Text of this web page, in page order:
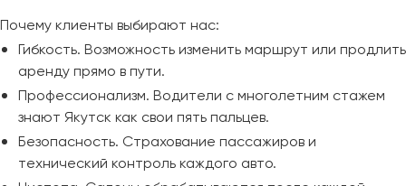
Почему клиенты выбирают нас:
Гибкость. Возможность изменить маршрут или продлить
аренду прямо в пути.
Профессионализм. Водители с многолетним стажем
знают Якутск как свои пять пальцев.
Безопасность. Страхование пассажиров и
технический контроль каждого авто.